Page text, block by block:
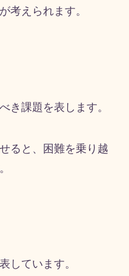
考えられます。
き課題を表します。
ると、困難を乗り越
しています。